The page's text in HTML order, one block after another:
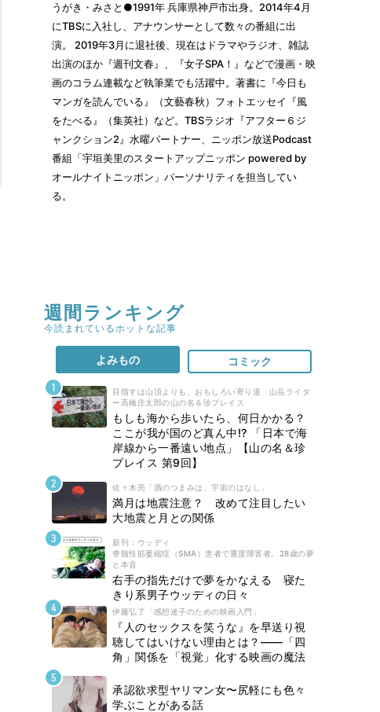
うがき・みさと●1991年 兵庫県神戸市出身。2014年4月
にTBSに入社し、アナウンサーとして数々の番組に出
演。 2019年3月に退社後、現在はドラマやラジオ、雑誌
出演のほか『週刊文春』、『女子SPA！』などで漫画・映
画のコラム連載など執筆業でも活躍中。著書に『今日も
マンガを読んでいる』（文藝春秋）フォトエッセイ『風
をたべる』（集英社）など。TBSラジオ『アフター６ジ
ャンクション2』水曜パートナー、ニッポン放送Podcast
番組「宇垣美里のスタートアップニッポン powered by
オールナイトニッポン」パーソナリティを担当してい
る。
週間ランキング
今読まれているホットな記事
よみもの コミック
目指すは山頂よりも、おもしろい寄り道 山岳ライタ
ー高橋庄太郎の山の名＆珍プレイス
もしも海から歩いたら、何日かかる？
ここが我が国のど真ん中!? 「日本で海
岸線から一番遠い地点」【山の名＆珍
プレイス 第9回】
佐々木亮「酒のつまみは、宇宙のはなし」
満月は地震注意？ 改めて注目したい
大地震と月との関係
新刊 : ウッディ
脊髄性筋萎縮症（SMA）患者で重度障害者。28歳の夢
と本音
右手の指先だけで夢をかなえる 寝た
きり系男子ウッディの日々
伊藤弘了「感想迷子のための映画入門」
『人のセックスを笑うな』を早送り視
聴してはいけない理由とは？――「四
角」関係を「視覚」化する映画の魔法
承認欲求型ヤリマン女〜尻軽にも色々
学ぶことがある話